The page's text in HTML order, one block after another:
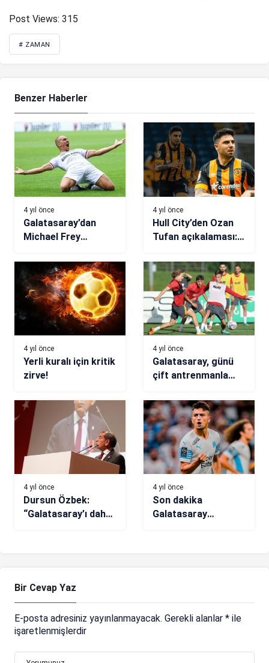
Post Views: 315
# ZAMAN
Benzer Haberler
4 yıl önce
Galatasaray’dan
Michael Frey
4 yıl önce
Hull City’den Ozan
Tufan açıkalaması:
4 yıl önce
Yerli kuralı için kritik
zirve!
4 yıl önce
Galatasaray, günü
çift antrenmanla
4 yıl önce
Dursun Özbek:
“Galatasaray’ı daha
4 yıl önce
Son dakika
Galatasaray
Bir Cevap Yaz
E-posta adresiniz yayınlanmayacak. Gerekli alanlar * ile
işaretlenmişlerdir